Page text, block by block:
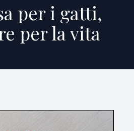
per i gatti,
per la vita